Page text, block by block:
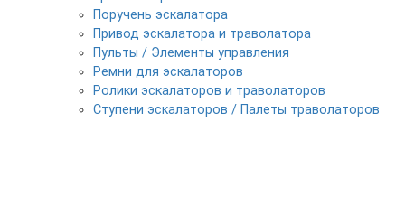
Поручень эскалатора
Привод эскалатора и траволатора
Пульты / Элементы управления
Ремни для эскалаторов
Ролики эскалаторов и траволаторов
Ступени эскалаторов / Палеты траволаторов